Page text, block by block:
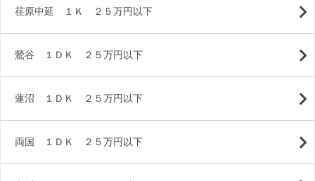
荏原中延 １Ｋ ２５万円以下
鶯谷 １ＤＫ ２５万円以下
蓮沼 １ＤＫ ２５万円以下
両国 １ＤＫ ２５万円以下